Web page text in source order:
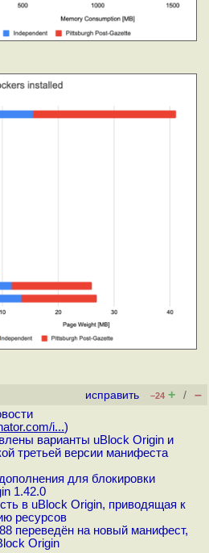
исправить –24 + / –
i...)
варианты uBlock Origin и
третьей версии манифеста
для блокировки
1.42.0
в uBlock Origin, приводящая к
ресурсов
переведён на новый манифест,
Origin